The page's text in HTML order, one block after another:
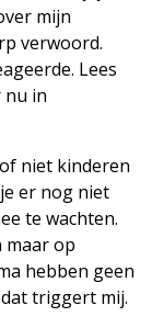
mijn
verwoord.
Lees
nu in
niet kinderen
er nog niet
te wachten.
maar op
hebben geen
triggert mij.